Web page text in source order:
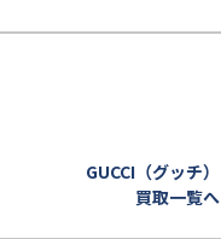
GUCCI（グッチ）
買取一覧へ